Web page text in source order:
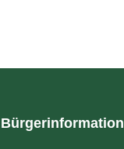
Bürgerinformation